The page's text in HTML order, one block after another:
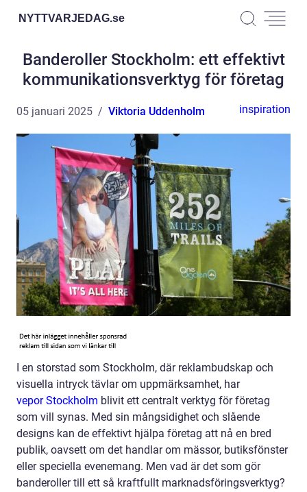
NYTTVARJEDAG.se
Banderoller Stockholm: ett effektivt
kommunikationsverktyg för företag
05 januari 2025 Viktoria Uddenholm inspiration
I en storstad som Stockholm, där reklambudskap och
visuella intryck tävlar om uppmärksamhet, har
vepor Stockholm blivit ett centralt verktyg för företag
som vill synas. Med sin mångsidighet och slående
designs kan de effektivt hjälpa företag att nå en bred
publik, oavsett om det handlar om mässor, butiksfönster
eller speciella evenemang. Men vad är det som gör
banderoller till ett så kraftfullt marknadsföringsverktyg?